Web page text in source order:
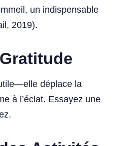
un indispensable
2019).
déplace la
à l’éclat. Essayez une